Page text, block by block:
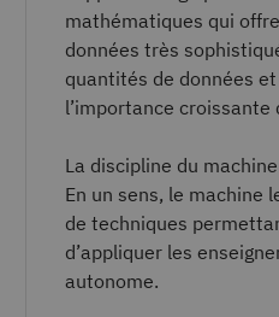
mathématiques qui
données très
quantités de données
l’importance croissante
La discipline du
En un sens, le machine
de techniques
d’appliquer les
autonome.